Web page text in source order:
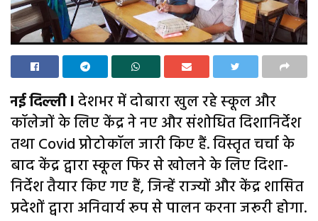
नई दिल्‍ली lदेशभर में दोबारा खुल रहे स्‍कूल और
कॉलेजों के लिए केंद्र ने नए और संशोधित दिशानिर्देश
तथा Covid प्रोटोकॉल जारी किए हैं. विस्तृत चर्चा के
बाद केंद्र द्वारा स्कूल फिर से खोलने के लिए दिशा-
निर्देश तैयार किए गए हैं, जिन्हें राज्यों और केंद्र शासित
प्रदेशों द्वारा अनिवार्य रूप से पालन करना जरूरी होगा.